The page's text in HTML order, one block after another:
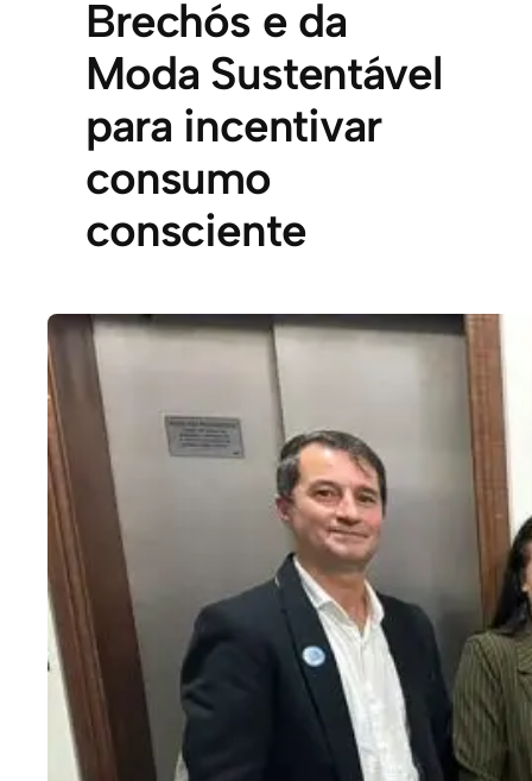
Brechós e da
Moda Sustentável
para incentivar
consumo
consciente